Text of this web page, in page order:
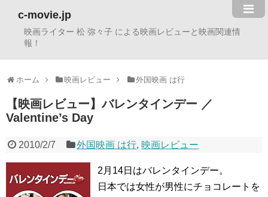
c-movie.jp
映画ライター 松 弥々子 による映画レビューと映画関連情
報！
ホーム 映画レビュー 外国映画 は行
【映画レビュー】バレンタインデー ／
Valentine’s Day
2010/2/7 外国映画 は行, 映画レビュー
2月14日はバレンタインデー。
日本では女性が男性にチョコレートを